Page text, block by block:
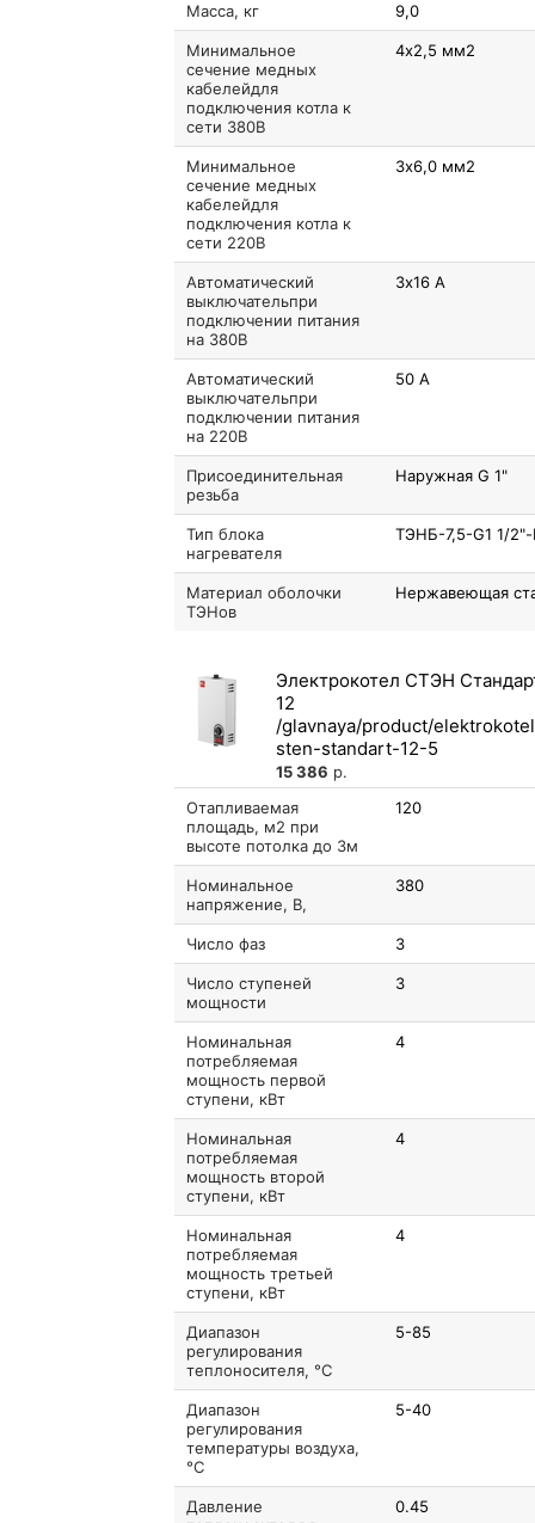
Масса, кг 9,0
Минимальное
сечение медных
кабелейдля
подключения котла к
сети 380В
4х2,5 мм2
Минимальное
сечение медных
кабелейдля
подключения котла к
сети 220В
3х6,0 мм2
Автоматический
выключательпри
подключении питания
на 380В
3х16 А
Автоматический
выключательпри
подключении питания
на 220В
50 А
Присоединительная
резьба
Наружная G 1"
Тип блока
нагревателя
ТЭНБ-7,5-G1 1/
Материал оболочки
ТЭНов
Нержавеющая
Электрокотел СТЭН
12
15 386 р.
Отапливаемая
площадь, м2 при
высоте потолка до 3м
120
Номинальное
напряжение, В,
380
Число фаз 3
Число ступеней
мощности
3
Номинальная
потребляемая
мощность первой
ступени, кВт
4
Номинальная
потребляемая
мощность второй
ступени, кВт
4
Номинальная
потребляемая
мощность третьей
ступени, кВт
4
Диапазон
регулирования
теплоносителя, °C
5-85
Диапазон
регулирования
температуры воздуха,
°C
5-40
Давление
0.45